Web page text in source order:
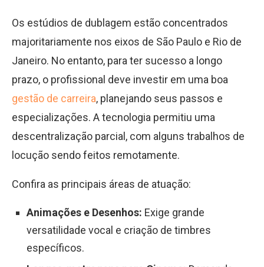
Os estúdios de dublagem estão concentrados
majoritariamente nos eixos de São Paulo e Rio de
Janeiro. No entanto, para ter sucesso a longo
prazo, o profissional deve investir em uma boa
gestão de carreira, planejando seus passos e
especializações. A tecnologia permitiu uma
descentralização parcial, com alguns trabalhos de
locução sendo feitos remotamente.
Confira as principais áreas de atuação:
Animações e Desenhos: Exige grande
versatilidade vocal e criação de timbres
específicos.